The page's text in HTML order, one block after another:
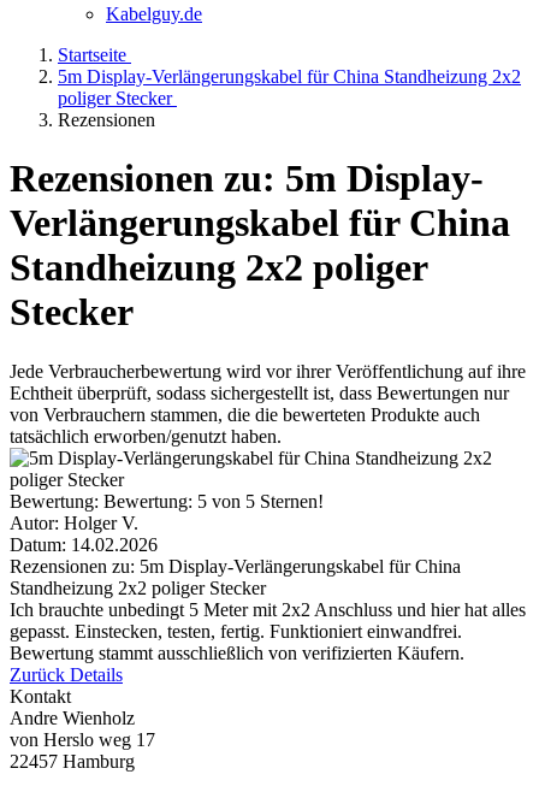
Kabelguy.de
Startseite
5m Display-Verlängerungskabel für China Standheizung 2x2
poliger Stecker
Rezensionen
Rezensionen zu: 5m Display-
Verlängerungskabel für China
Standheizung 2x2 poliger
Stecker
Jede Verbraucherbewertung wird vor ihrer Veröffentlichung auf ihre
Echtheit überprüft, sodass sichergestellt ist, dass Bewertungen nur
von Verbrauchern stammen, die die bewerteten Produkte auch
tatsächlich erworben/genutzt haben.
Bewertung: Bewertung: 5 von 5 Sternen!
Autor: Holger V.
Datum: 14.02.2026
Rezensionen zu: 5m Display-Verlängerungskabel für China
Standheizung 2x2 poliger Stecker
Ich brauchte unbedingt 5 Meter mit 2x2 Anschluss und hier hat alles
gepasst. Einstecken, testen, fertig. Funktioniert einwandfrei.
Bewertung stammt ausschließlich von verifizierten Käufern.
Zurück Details
Kontakt
Andre Wienholz
von Herslo weg 17
22457 Hamburg